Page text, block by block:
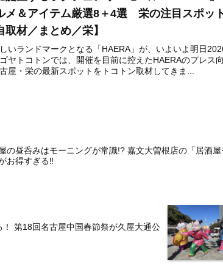
メ＆アイテム厳選8＋4選 栄の注目スポッ
材／まとめ／栄】
いランドマークとなる「HAERA」が、いよいよ明日
ヤトコトンでは、開催を目前に控えたHAERAのプレス
屋・栄の最新スポットをトコトン取材してきま...
の昼呑みはモーニングが常識!? 嘉文大曽根店の「居酒屋
お得すぎる‼︎
第18回名古屋中国春節祭が久屋大通公